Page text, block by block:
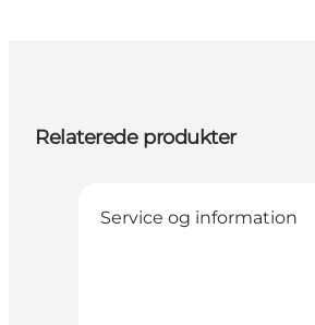
Relaterede produkter
Service og information